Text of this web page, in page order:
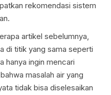
rekomendasi sistem
artikel sebelumnya,
di titik yang sama seperti
hanya ingin mencari
masalah air yang
tidak bisa diselesaikan